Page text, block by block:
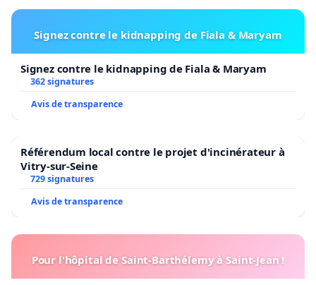
Signez contre le kidnapping de Fiala & Maryam
Signez contre le kidnapping de Fiala & Maryam
362 signatures
Avis de transparence
Référendum local contre le projet d'incinérateur à
Vitry-sur-Seine
729 signatures
Avis de transparence
Pour l'hôpital de Saint-Barthélemy à Saint-Jean !